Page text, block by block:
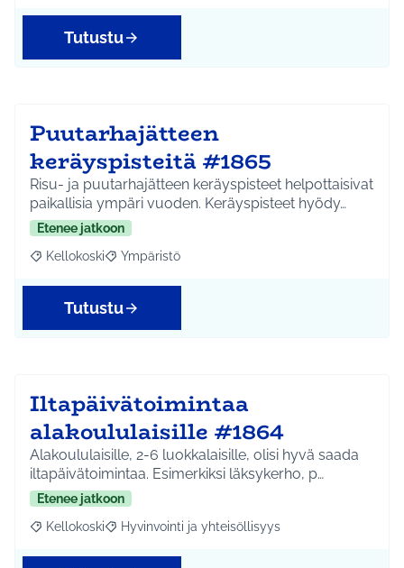
Tutustu
Puutarhajätteen
keräyspisteitä #1865
Risu- ja puutarhajätteen keräyspisteet helpottaisivat
paikallisia ympäri vuoden. Keräyspisteet hyödy…
Etenee jatkoon
Rajaa tulokset aihepiirin mukaan: Kellokoski
Kellokoski Rajaa tulokset teeman mukaan: Ympäristö
Ympäristö
Tutustu
Iltapäivätoimintaa
alakoululaisille #1864
Alakoululaisille, 2-6 luokkalaisille, olisi hyvä saada
iltapäivätoimintaa. Esimerkiksi läksykerho, p…
Etenee jatkoon
Rajaa tulokset aihepiirin mukaan: Kellokoski
Kellokoski Rajaa tulokset teeman mukaan: Hyvinvointi ja
Hyvinvointi ja yhteisöllisyys